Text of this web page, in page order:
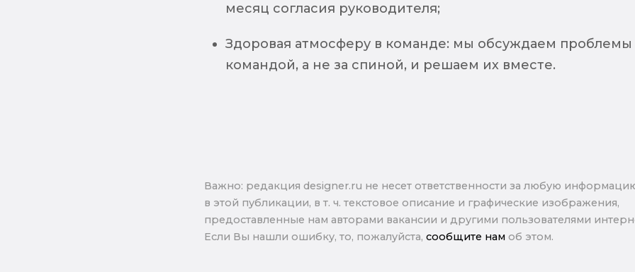
месяц согласия руководителя;
Здоровая атмосферу в команде: мы обсуждаем проблемы
командой, а не за спиной, и решаем их вместе.
Важно: pедакция designer.ru не несет ответственности за любую
в этой публикации, в т. ч. текстовое описание и графические изображения,
предоставленные нам авторами вакансии и другими пользователями
Если Вы нашли ошибку, то, пожалуйста, сообщите нам об этом.